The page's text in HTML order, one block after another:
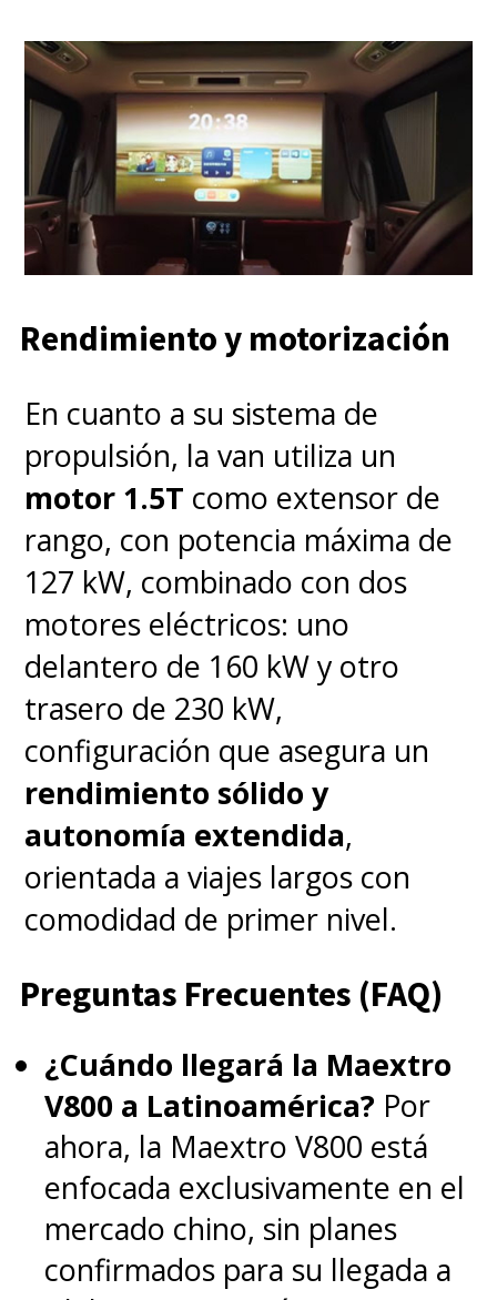
Rendimiento y motorización
En cuanto a su sistema de
propulsión, la van utiliza un
motor 1.5T como extensor de
rango, con potencia máxima de
127 kW, combinado con dos
motores eléctricos: uno
delantero de 160 kW y otro
trasero de 230 kW,
configuración que asegura un
rendimiento sólido y
autonomía extendida,
orientada a viajes largos con
comodidad de primer nivel.
Preguntas Frecuentes (FAQ)
¿Cuándo llegará la Maextro
V800 a Latinoamérica? Por
ahora, la Maextro V800 está
enfocada exclusivamente en el
mercado chino, sin planes
confirmados para su llegada a